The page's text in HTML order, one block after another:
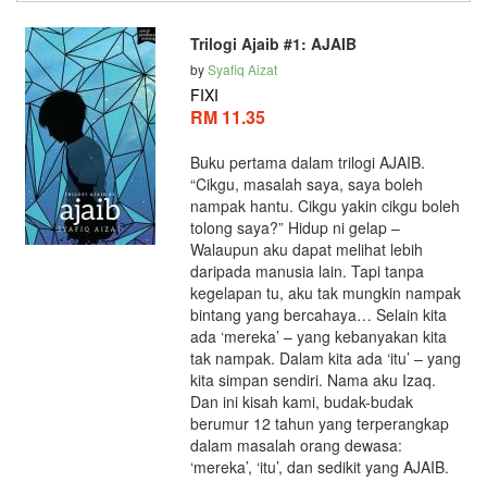
Trilogi Ajaib #1: AJAIB
bySyafiq Aizat
FIXI
RM 11.35
Buku pertama dalam trilogi AJAIB.
“Cikgu, masalah saya, saya boleh
nampak hantu. Cikgu yakin cikgu boleh
tolong saya?” Hidup ni gelap –
Walaupun aku dapat melihat lebih
daripada manusia lain. Tapi tanpa
kegelapan tu, aku tak mungkin nampak
bintang yang bercahaya… Selain kita
ada ‘mereka’ – yang kebanyakan kita
tak nampak. Dalam kita ada ‘itu’ – yang
kita simpan sendiri. Nama aku Izaq.
Dan ini kisah kami, budak-budak
berumur 12 tahun yang terperangkap
dalam masalah orang dewasa:
‘mereka’, ‘itu’, dan sedikit yang AJAIB.